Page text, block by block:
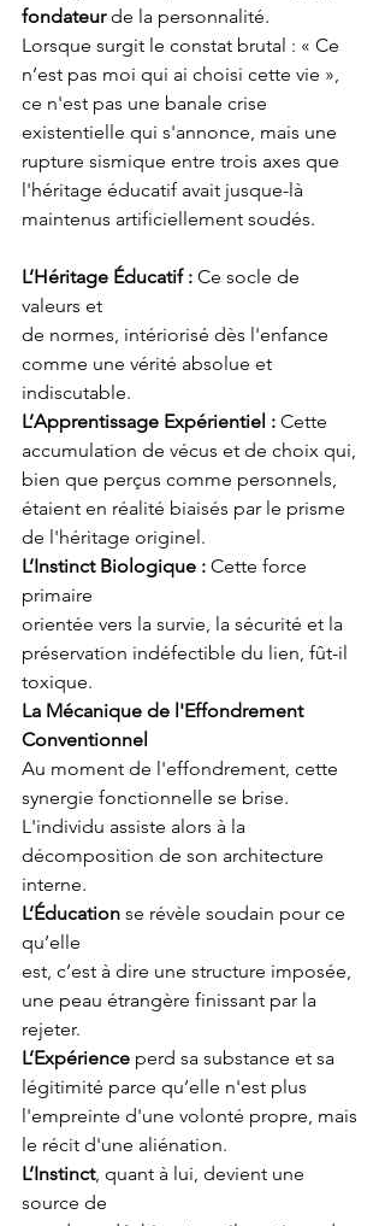
fondateur de la personnalité.
Lorsque surgit le constat brutal : « Ce
n’est pas moi qui ai choisi cette vie »,
ce n'est pas une banale crise
existentielle qui s'annonce, mais une
rupture sismique entre trois axes que
l'héritage éducatif avait jusque-là
maintenus artificiellement soudés.
L’Héritage Éducatif : Ce socle de
valeurs et
de normes, intériorisé dès l'enfance
comme une vérité absolue et
indiscutable.
L’Apprentissage Expérientiel : Cette
accumulation de vécus et de choix qui,
bien que perçus comme personnels,
étaient en réalité biaisés par le prisme
de l'héritage originel.
L’Instinct Biologique : Cette force
primaire
orientée vers la survie, la sécurité et la
préservation indéfectible du lien, fût-il
toxique.
La Mécanique de l'Effondrement
Conventionnel
Au moment de l'effondrement, cette
synergie fonctionnelle se brise.
L'individu assiste alors à la
décomposition de son architecture
interne.
L’Éducation se révèle soudain pour ce
qu’elle
est, c’est à dire une structure imposée,
une peau étrangère finissant par la
rejeter.
L’Expérience perd sa substance et sa
légitimité parce qu’elle n'est plus
l'empreinte d'une volonté propre, mais
le récit d'une aliénation.
L’Instinct, quant à lui, devient une
source de